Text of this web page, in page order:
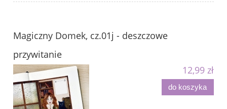
Magiczny Domek, cz.01j - deszczowe
przywitanie
12,99 zł
do koszyka